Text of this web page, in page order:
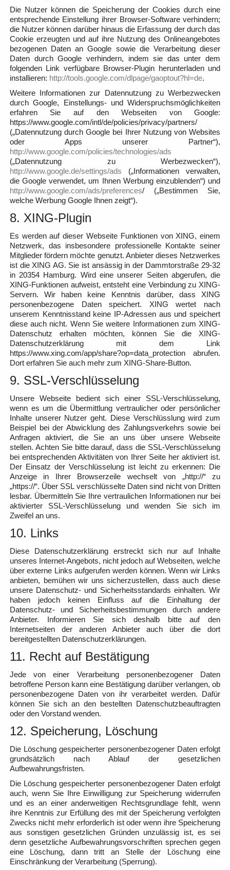
Die Nutzer können die Speicherung der Cookies durch eine
entsprechende Einstellung ihrer Browser-Software verhindern;
die Nutzer können darüber hinaus die Erfassung der durch das
Cookie erzeugten und auf ihre Nutzung des Onlineangebotes
bezogenen Daten an Google sowie die Verarbeitung dieser
Daten durch Google verhindern, indem sie das unter dem
folgenden Link verfügbare Browser-Plugin herunterladen und
installieren: http://tools.google.com/dlpage/gaoptout?hl=de.
Weitere Informationen zur Datennutzung zu Werbezwecken
durch Google, Einstellungs- und Widerspruchsmöglichkeiten
erfahren Sie auf den Webseiten von Google:
https://www.google.com/intl/de/policies/privacy/partners/
(„Datennutzung durch Google bei Ihrer Nutzung von Websites
oder Apps unserer Partner“),
http://www.google.com/policies/technologies/ads
(„Datennutzung zu Werbezwecken“),
http://www.google.de/settings/ads („Informationen verwalten,
die Google verwendet, um Ihnen Werbung einzublenden“) und
http://www.google.com/ads/preferences/ („Bestimmen Sie,
welche Werbung Google Ihnen zeigt“).
8. XING-Plugin
Es werden auf dieser Webseite Funktionen von XING, einem
Netzwerk, das insbesondere professionelle Kontakte seiner
Mitglieder fördern möchte genutzt. Anbieter dieses Netzwerkes
ist die XING AG. Sie ist ansässig in der Dammtorstraße 29-32
in 20354 Hamburg. Wird eine unserer Seiten abgerufen, die
XING-Funktionen aufweist, entsteht eine Verbindung zu XING-
Servern. Wir haben keine Kenntnis darüber, dass XING
personenbezogene Daten speichert. XING wertet nach
unserem Kenntnisstand keine IP-Adressen aus und speichert
diese auch nicht. Wenn Sie weitere Informationen zum XING-
Datenschutz erhalten möchten, können Sie die XING-
Datenschutzerklärung mit dem Link
https://www.xing.com/app/share?op=data_protection abrufen.
Dort erfahren Sie auch mehr zum XING-Share-Button.
9. SSL-Verschlüsselung
Unsere Webseite bedient sich einer SSL-Verschlüsselung,
wenn es um die Übermittlung vertraulicher oder persönlicher
Inhalte unserer Nutzer geht. Diese Verschlüsslung wird zum
Beispiel bei der Abwicklung des Zahlungsverkehrs sowie bei
Anfragen aktiviert, die Sie an uns über unsere Webseite
stellen. Achten Sie bitte darauf, dass die SSL-Verschlüsselung
bei entsprechenden Aktivitäten von Ihrer Seite her aktiviert ist.
Der Einsatz der Verschlüsselung ist leicht zu erkennen: Die
Anzeige in Ihrer Browserzeile wechselt von „http://“ zu
„https://“. Über SSL verschlüsselte Daten sind nicht von Dritten
lesbar. Übermitteln Sie Ihre vertraulichen Informationen nur bei
aktivierter SSL-Verschlüsselung und wenden Sie sich im
Zweifel an uns.
10. Links
Diese Datenschutzerklärung erstreckt sich nur auf Inhalte
unseres Internet-Angebots, nicht jedoch auf Webseiten, welche
über externe Links aufgerufen werden können. Wenn wir Links
anbieten, bemühen wir uns sicherzustellen, dass auch diese
unsere Datenschutz- und Sicherheitsstandards einhalten. Wir
haben jedoch keinen Einfluss auf die Einhaltung der
Datenschutz- und Sicherheitsbestimmungen durch andere
Anbieter. Informieren Sie sich deshalb bitte auf den
Internetseiten der anderen Anbieter auch über die dort
bereitgestellten Datenschutzerklärungen.
11. Recht auf Bestätigung
Jede von einer Verarbeitung personenbezogener Daten
betroffene Person kann eine Bestätigung darüber verlangen, ob
personenbezogene Daten von ihr verarbeitet werden. Dafür
können Sie sich an den bestellten Datenschutzbeauftragten
oder den Vorstand wenden.
12. Speicherung, Löschung
Die Löschung gespeicherter personenbezogener Daten erfolgt
grundsätzlich nach Ablauf der gesetzlichen
Aufbewahrungsfristen.
Die Löschung gespeicherter personenbezogener Daten erfolgt
auch, wenn Sie Ihre Einwilligung zur Speicherung widerrufen
und es an einer anderweitigen Rechtsgrundlage fehlt, wenn
ihre Kenntnis zur Erfüllung des mit der Speicherung verfolgten
Zwecks nicht mehr erforderlich ist oder wenn ihre Speicherung
aus sonstigen gesetzlichen Gründen unzulässig ist, es sei
denn gesetzliche Aufbewahrungsvorschriften sprechen gegen
eine Löschung, dann tritt an Stelle der Löschung eine
Einschränkung der Verarbeitung (Sperrung).